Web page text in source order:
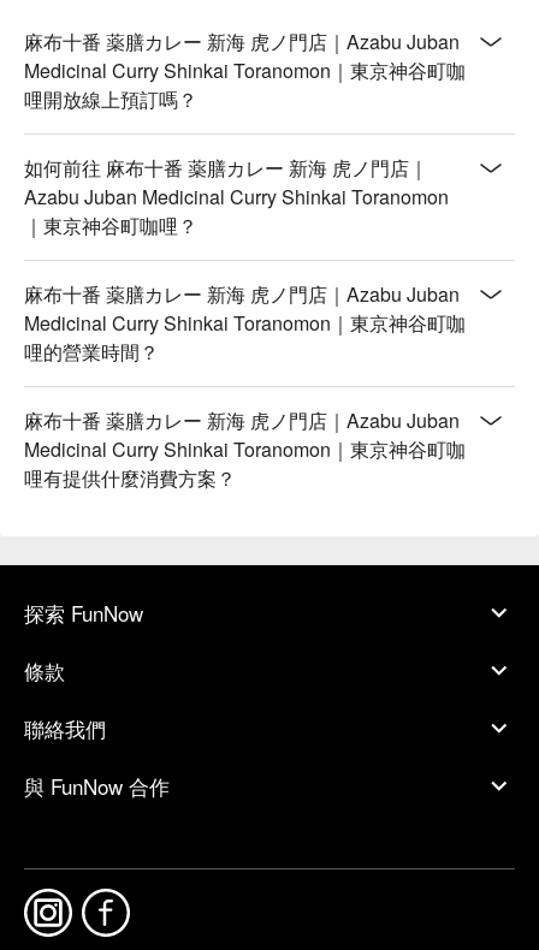
【更多推薦】
「麻布十番 薬膳カレー 新海 虎ノ門店」地點超級方便，從東
京地鐵日比谷線「神谷町站」出來，步行2分鐘就到，即使從
三田線「御成門站」或銀座線「虎之門站」走過來也只要9分
的健康午餐，還是下班後的輕鬆晚餐，都非常適合。如果你是
注重健康、喜歡特色香料咖哩，或是正在找尋純素友善餐廳的
台灣自由行旅客，這裡絕對是你在東京虎之門的最佳選擇。別
麻布十番 薬膳カレー 新海 虎ノ門店｜Azabu Juban
Medicinal Curry Shinkai Toranomon｜東京神谷町咖
哩開放線上預訂嗎？
如何前往 麻布十番 薬膳カレー 新海 虎ノ門店｜
Azabu Juban Medicinal Curry Shinkai Toranomon
｜東京神谷町咖哩？
麻布十番 薬膳カレー 新海 虎ノ門店｜Azabu Juban
Medicinal Curry Shinkai Toranomon｜東京神谷町咖
哩的營業時間？
麻布十番 薬膳カレー 新海 虎ノ門店｜Azabu Juban
Medicinal Curry Shinkai Toranomon｜東京神谷町咖
哩有提供什麼消費方案？
探索 FunNow
條款
聯絡我們
與 FunNow 合作